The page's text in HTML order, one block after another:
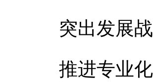
突出发展战
推进专业化